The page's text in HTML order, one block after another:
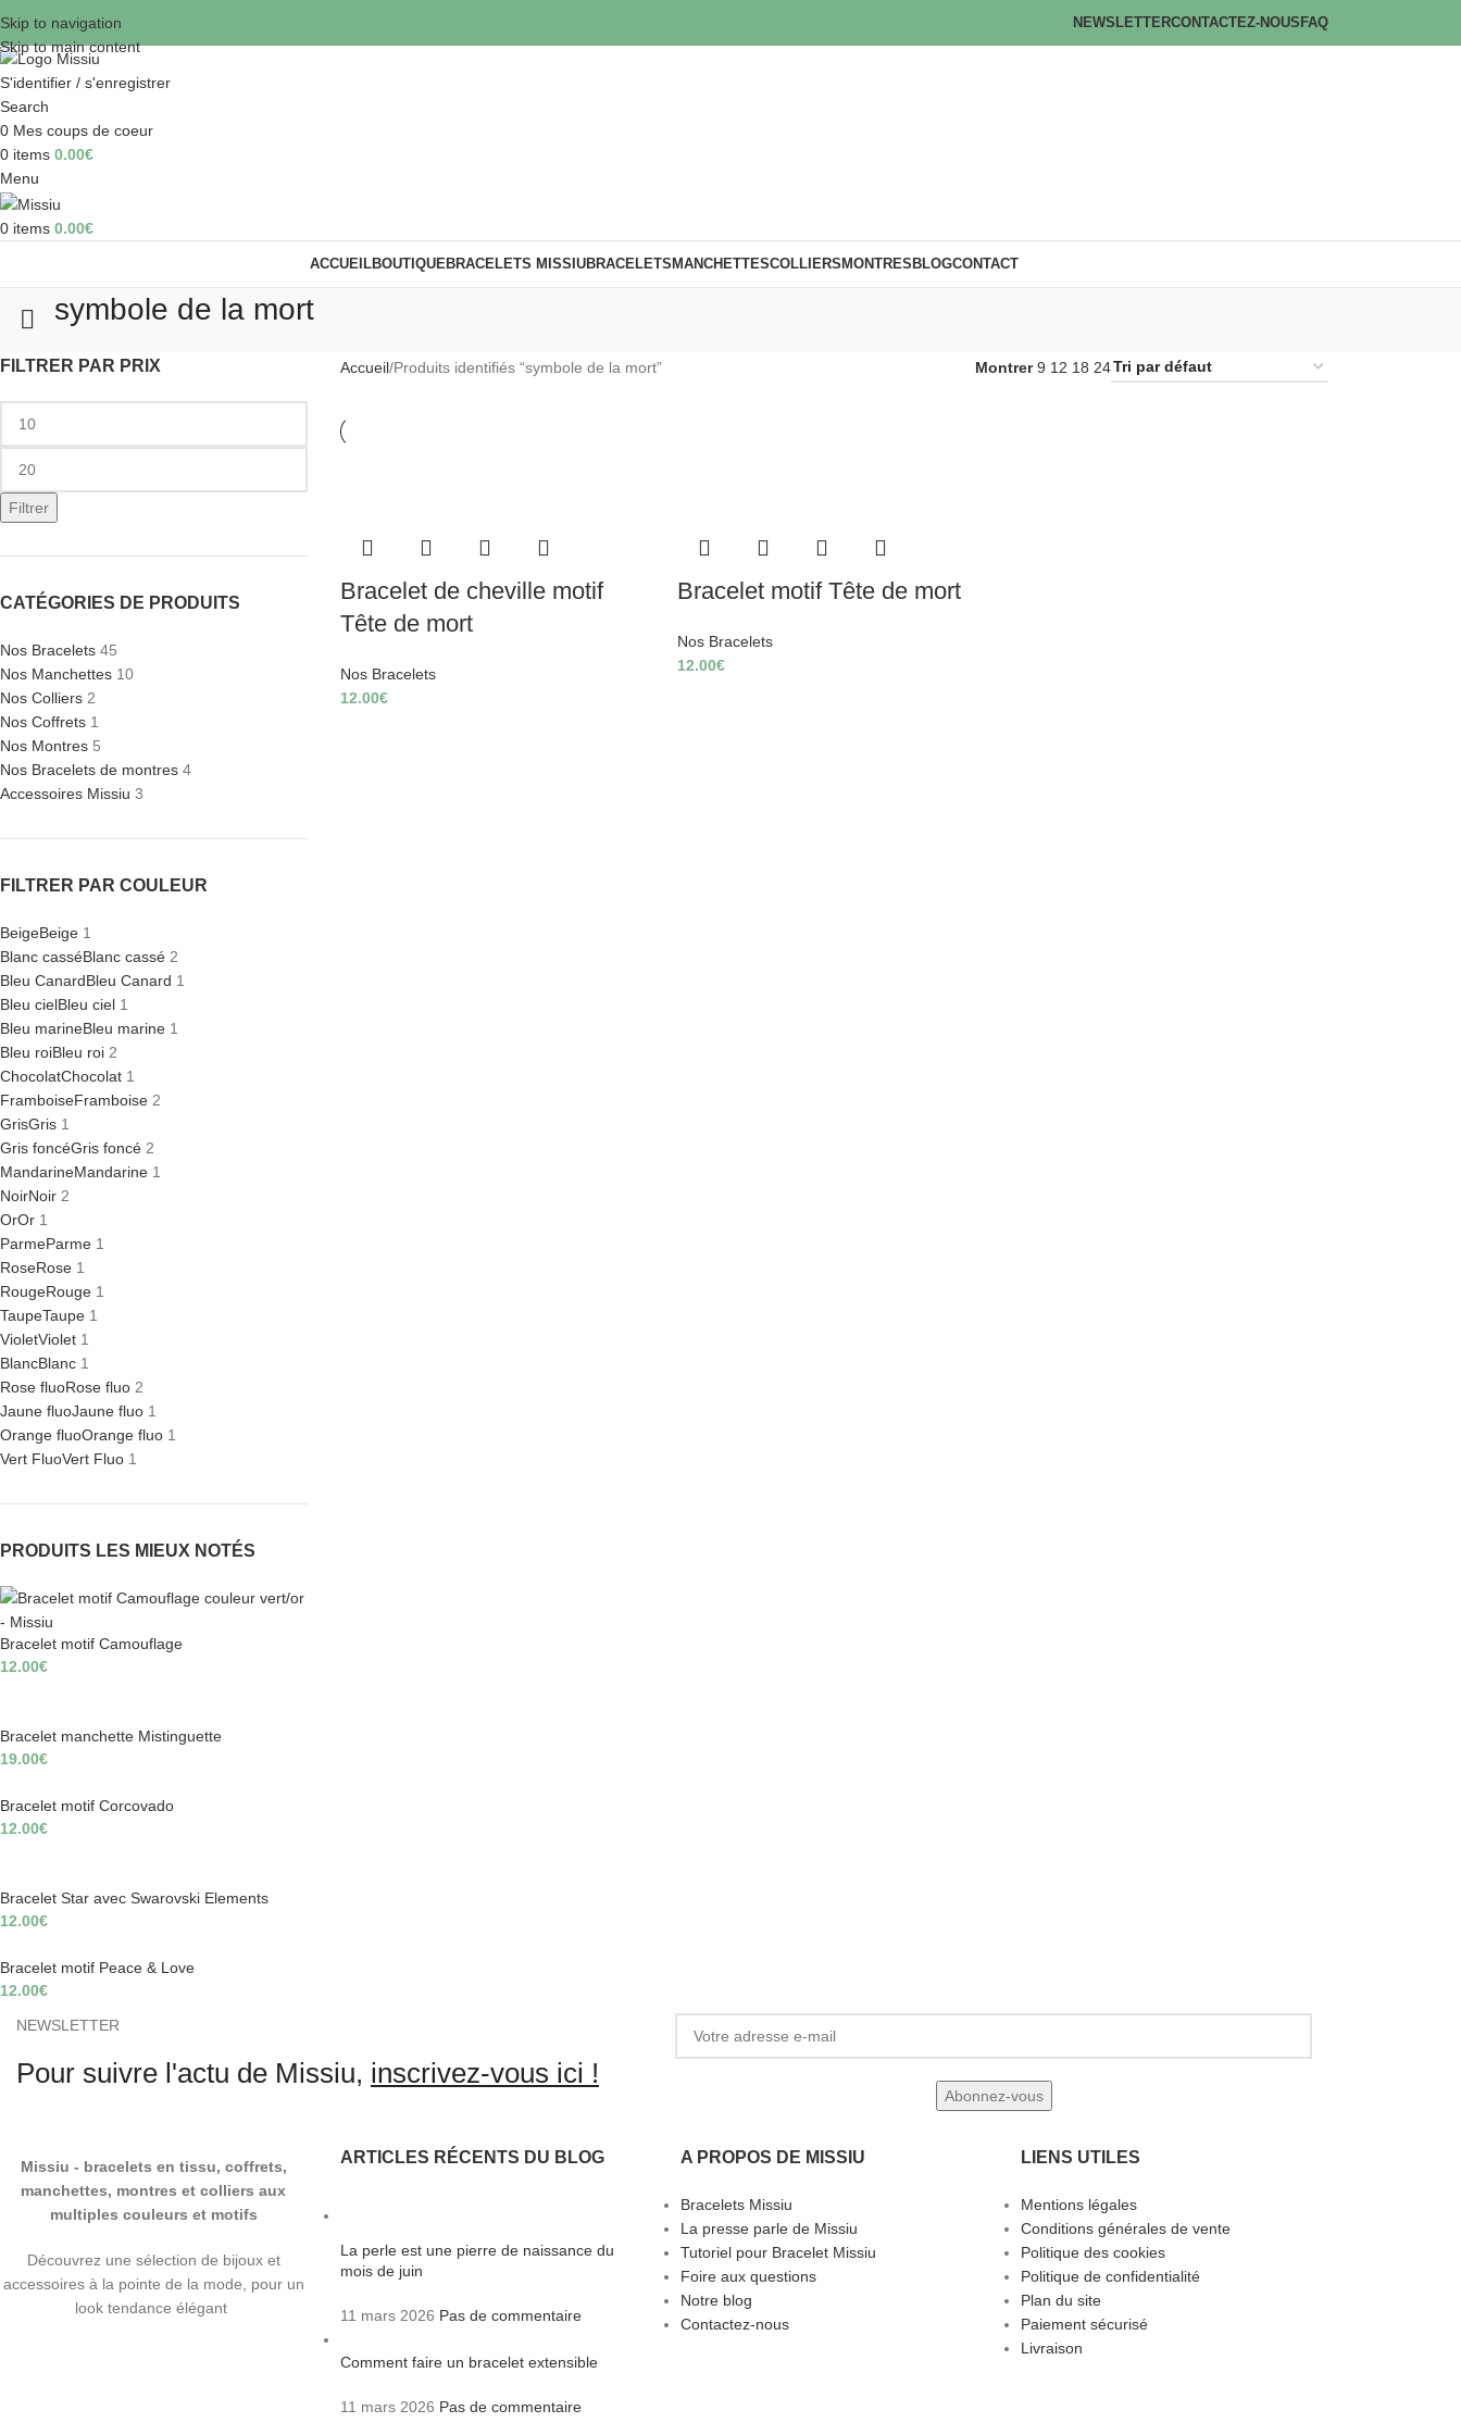
Skip to navigation
Skip to main content
NEWSLETTERCONTACTEZ-NOUS FAQ
S'identifier / s'enregistrer
Search
0 Mes coups de coeur
0 items 0.00€
Menu
0 items 0.00€
ACCUEILBOUTIQUEBRACELETS MISSIUBRACELETS MANCHETTESCOLLIERS MONTRES BLOGCONTACT
symbole de la mort
FILTRER PAR PRIX
Filtrer
CATÉGORIES DE PRODUITS
Nos Bracelets 45
Nos Manchettes 10
Nos Colliers 2
Nos Coffrets 1
Nos Montres 5
Nos Bracelets de montres 4
Accessoires Missiu 3
FILTRER PAR COULEUR
BeigeBeige 1
Blanc casséBlanc cassé 2
Bleu CanardBleu Canard 1
Bleu cielBleu ciel 1
Bleu marineBleu marine 1
Bleu roiBleu roi 2
ChocolatChocolat 1
FramboiseFramboise 2
GrisGris 1
Gris foncéGris foncé 2
MandarineMandarine 1
NoirNoir 2
OrOr 1
ParmeParme 1
RoseRose 1
RougeRouge 1
TaupeTaupe 1
VioletViolet 1
BlancBlanc 1
Rose fluoRose fluo 2
Jaune fluoJaune fluo 1
Orange fluoOrange fluo 1
Vert FluoVert Fluo 1
PRODUITS LES MIEUX NOTÉS
Bracelet motif Camouflage
12.00€
Bracelet manchette Mistinguette
19.00€
Bracelet motif Corcovado
12.00€
Bracelet Star avec Swarovski Elements
12.00€
Bracelet motif Peace & Love
12.00€
Accueil Produits identifiés “symbole de la mort” Montrer9 12 18 24
Bracelet de cheville motif
Tête de mort
Nos Bracelets
12.00€
Bracelet motif Tête de mort
Nos Bracelets
12.00€
NEWSLETTER
Pour suivre l'actu de Missiu, inscrivez-vous ici !
Missiu - bracelets en tissu, coffrets,
manchettes, montres et colliers aux
multiples couleurs et motifs
Découvrez une sélection de bijoux et
accessoires à la pointe de la mode, pour un
look tendance élégant
ARTICLES RÉCENTS DU BLOG
La perle est une pierre de naissance du
mois de juin
11 mars 2026 Pas de commentaire
Comment faire un bracelet extensible
11 mars 2026 Pas de commentaire
A PROPOS DE MISSIU
Bracelets Missiu
La presse parle de Missiu
Tutoriel pour Bracelet Missiu
Foire aux questions
Notre blog
Contactez-nous
LIENS UTILES
Mentions légales
Conditions générales de vente
Politique des cookies
Politique de confidentialité
Plan du site
Paiement sécurisé
Livraison